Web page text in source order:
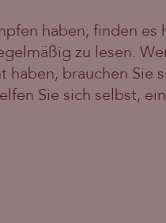
haben, finden es
zu lesen.
brauchen Sie
Sie sich selbst,